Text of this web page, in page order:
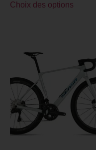
Choix des options